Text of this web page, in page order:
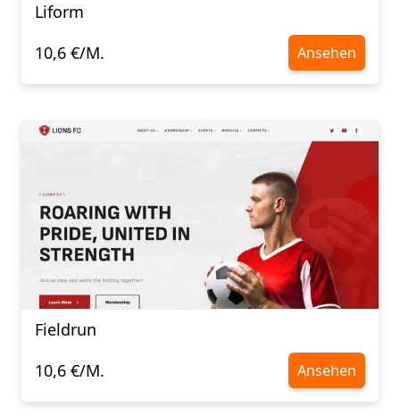
Liform
10,6 €/M.
Ansehen
Fieldrun
10,6 €/M.
Ansehen